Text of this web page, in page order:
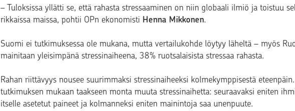
– Tuloksissa yllätti se, että rahasta stressaaminen on niin globaali ilmiö ja toistuu
rikkaissa maissa, pohtii OPn ekonomisti Henna Mikkonen.
Suomi ei tutkimuksessa ole mukana, mutta vertailukohde löytyy läheltä – myös
mainitaan yleisimpänä stressinaiheena, 38% ruotsalaisista stressaa rahasta.
Rahan riittävyys nousee suurimmaksi stressinaiheeksi kolmekymppisestä
tutkimuksen mukaan taakseen monta muuta stressinaihetta: seuraavaksi eniten
itselle asetetut paineet ja kolmanneksi eniten mainintoja saa unenpuute.